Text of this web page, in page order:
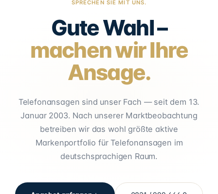
SPRECHEN SIE MIT UNS.
Gute Wahl –
machen wir Ihre
Ansage.
Telefonansagen sind unser Fach — seit dem 13.
Januar 2003. Nach unserer Marktbeobachtung
betreiben wir das wohl größte aktive
Markenportfolio für Telefonansagen im
deutschsprachigen Raum.